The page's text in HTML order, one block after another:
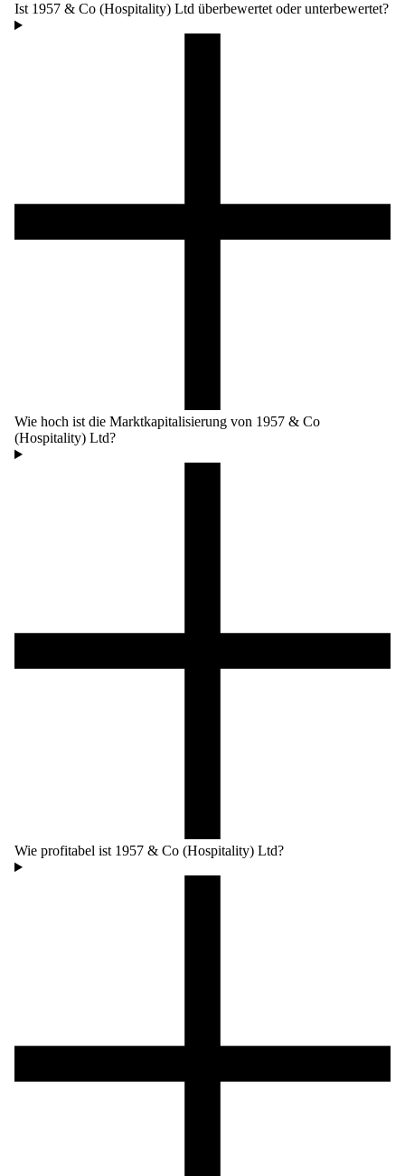
Ist 1957 & Co (Hospitality) Ltd überbewertet oder unterbewertet?
Wie hoch ist die Marktkapitalisierung von 1957 & Co
(Hospitality) Ltd?
Wie profitabel ist 1957 & Co (Hospitality) Ltd?